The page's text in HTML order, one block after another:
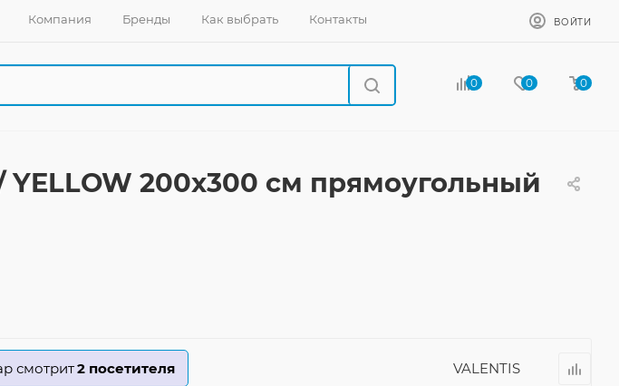
Компания Бренды Как выбрать Контакты ВОЙТИ
0 0 0
/ YELLOW 200x300 см прямоугольный
смотрит2 посетителя VALENTIS